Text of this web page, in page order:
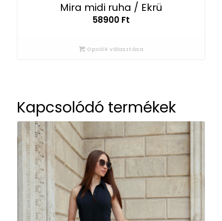
Mira midi ruha / Ekrü
58900 Ft
Opciók választása
Kapcsolódó termékek